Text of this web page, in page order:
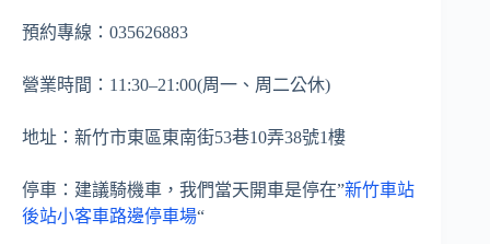
預約專線：035626883
營業時間：11:30–21:00(周一、周二公休)
地址：新竹市東區東南街53巷10弄38號1樓
停車：建議騎機車，我們當天開車是停在”新竹車站
後站小客車路邊停車場“